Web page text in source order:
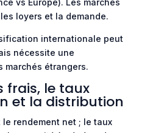
loyers et la demande.
internationale peut
nécessite une
marchés étrangers.
frais, le taux
et la distribution
rendement net ; le taux